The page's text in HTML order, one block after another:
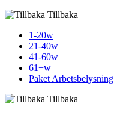
Tillbaka
1-20w
21-40w
41-60w
61+w
Paket Arbetsbelysning
Tillbaka